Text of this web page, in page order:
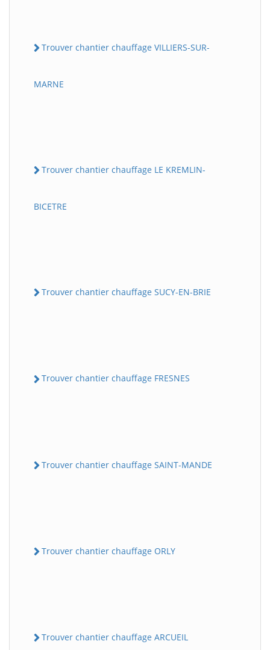
Trouver chantier chauffage VILLIERS-SUR-
MARNE
Trouver chantier chauffage LE KREMLIN-
BICETRE
Trouver chantier chauffage SUCY-EN-BRIE
Trouver chantier chauffage FRESNES
Trouver chantier chauffage SAINT-MANDE
Trouver chantier chauffage ORLY
Trouver chantier chauffage ARCUEIL